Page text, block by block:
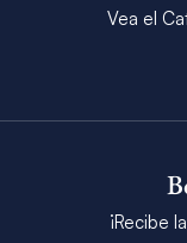
Vea el
¡Recibe